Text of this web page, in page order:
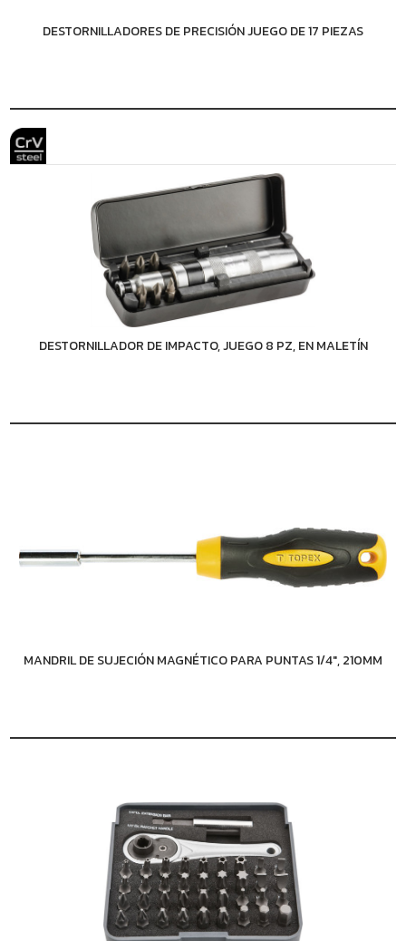
DESTORNILLADORES DE PRECISIÓN JUEGO DE 17 PIEZAS
DESTORNILLADOR DE IMPACTO, JUEGO 8 PZ, EN MALETÍN
MANDRIL DE SUJECIÓN MAGNÉTICO PARA PUNTAS 1/4", 210MM